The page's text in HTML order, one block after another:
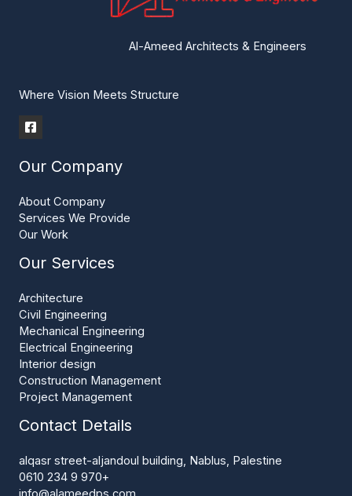
Al-Ameed Architects & Engineers
Where Vision Meets Structure
Our Company
About Company
Services We Provide
Our Work
Our Services
Architecture
Civil Engineering
Mechanical Engineering
Electrical Engineering
Interior design
Construction Management
Project Management
Contact Details
alqasr street-aljandoul building, Nablus, Palestine
+970 9 234 0610